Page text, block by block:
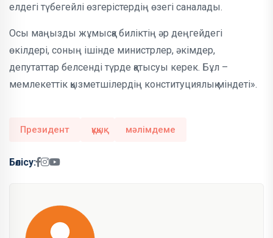
елдегі түбегейлі өзгерістердің өзегі саналады.
Осы маңызды жұмысқа биліктің әр деңгейдегі
өкілдері, соның ішінде министрлер, әкімдер,
депутаттар белсенді түрде қатысуы керек. Бұл –
мемлекеттік қызметшілердің конституциялық міндеті».
Президент құқық мәлімдеме
Бөлісу: